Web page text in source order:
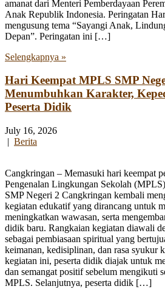
amanat dari Menteri Pemberdayaan
Anak Republik Indonesia. Peringatan
mengusung tema “Sayangi Anak,
Depan”. Peringatan ini […]
Selengkapnya »
Hari Keempat MPLS SMP
Menumbuhkan Karakter,
Peserta Didik
July 16, 2026
| Berita
Cangkringan – Memasuki hari keempat
Pengenalan Lingkungan Sekolah
SMP Negeri 2 Cangkringan kembali
kegiatan edukatif yang dirancang untuk
meningkatkan wawasan, serta
didik baru. Rangkaian kegiatan diawali
sebagai pembiasaan spiritual yang
keimanan, kedisiplinan, dan rasa syukur
kegiatan ini, peserta didik diajak untuk
dan semangat positif sebelum mengikuti
MPLS. Selanjutnya, peserta didik […]